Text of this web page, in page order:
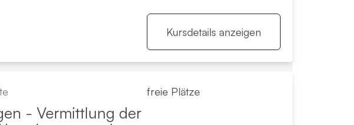
Kursdetails anzeigen
- Vermittlung der
freie Plätze